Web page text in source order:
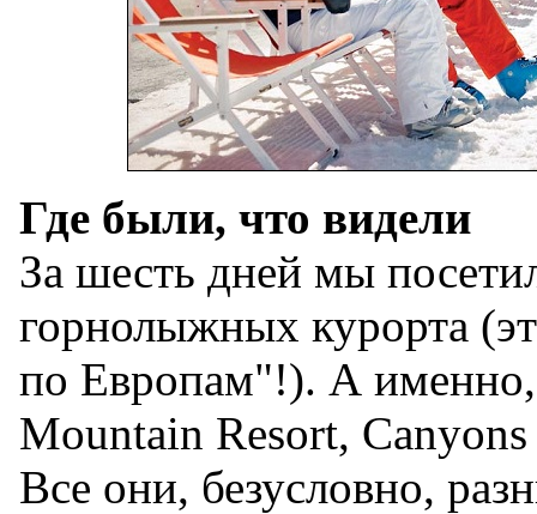
Где были, что видели
За шесть дней мы
горнолыжных курорта
по Европам"!). А
Mountain Resort,
Все они, безусловно,